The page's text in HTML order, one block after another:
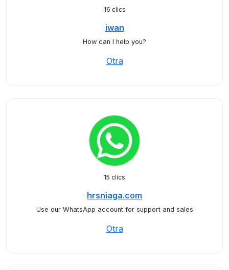
16 clics
iwan
How can I help you?
Otra
15 clics
hrsniaga.com
Use our WhatsApp account for support and sales
Otra